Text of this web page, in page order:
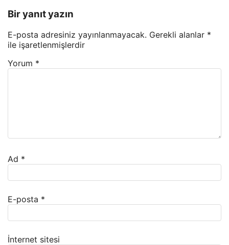
Bir yanıt yazın
E-posta adresiniz yayınlanmayacak. Gerekli alanlar *
ile işaretlenmişlerdir
Yorum *
Ad *
E-posta *
İnternet sitesi